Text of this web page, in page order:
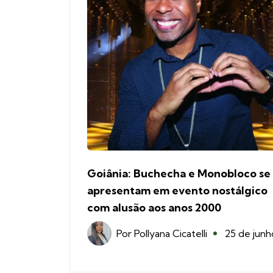
Goiânia: Buchecha e Monobloco se
apresentam em evento nostálgico
com alusão aos anos 2000
Por Pollyana Cicatelli 25 de